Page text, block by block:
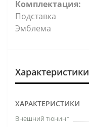
Комплектация:
Подставка
Эмблема
Характеристики
ХАРАКТЕРИСТИКИ
Внешний тюнинг